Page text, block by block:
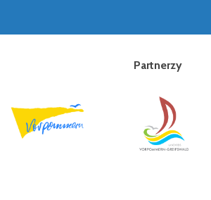
Partnerzy